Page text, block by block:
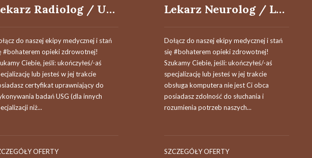
Lekarz Radiolog / Ultrasonografista / Lekarka Radiolożka / Ultrasonografistka
do naszej ekipy medycznej i stań
#bohaterem opieki zdrowotnej!
Ciebie, jeśli​: ukończyłeś/-aś
lub jesteś w jej trakcie
certyfikat uprawniający do
badań USG (dla innych
niż...
OFERTY
Lekarz Neurolog / Lekarka Neurolożka
Dołącz do naszej ekipy medycznej i stań
się #bohaterem opieki zdrowotnej!
Szukamy Ciebie, jeśli​: ukończyłeś/-aś
specjalizację lub jesteś w jej trakcie
obsługa komputera nie jest Ci obca
posiadasz zdolność do słuchania i
rozumienia potrzeb naszych...
SZCZEGÓŁY OFERTY